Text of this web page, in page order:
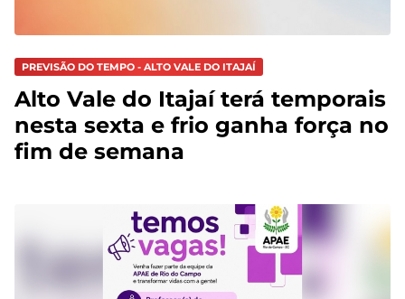
PREVISÃO DO TEMPO - ALTO VALE DO ITAJAÍ
Alto Vale do Itajaí terá temporais
nesta sexta e frio ganha força no
fim de semana